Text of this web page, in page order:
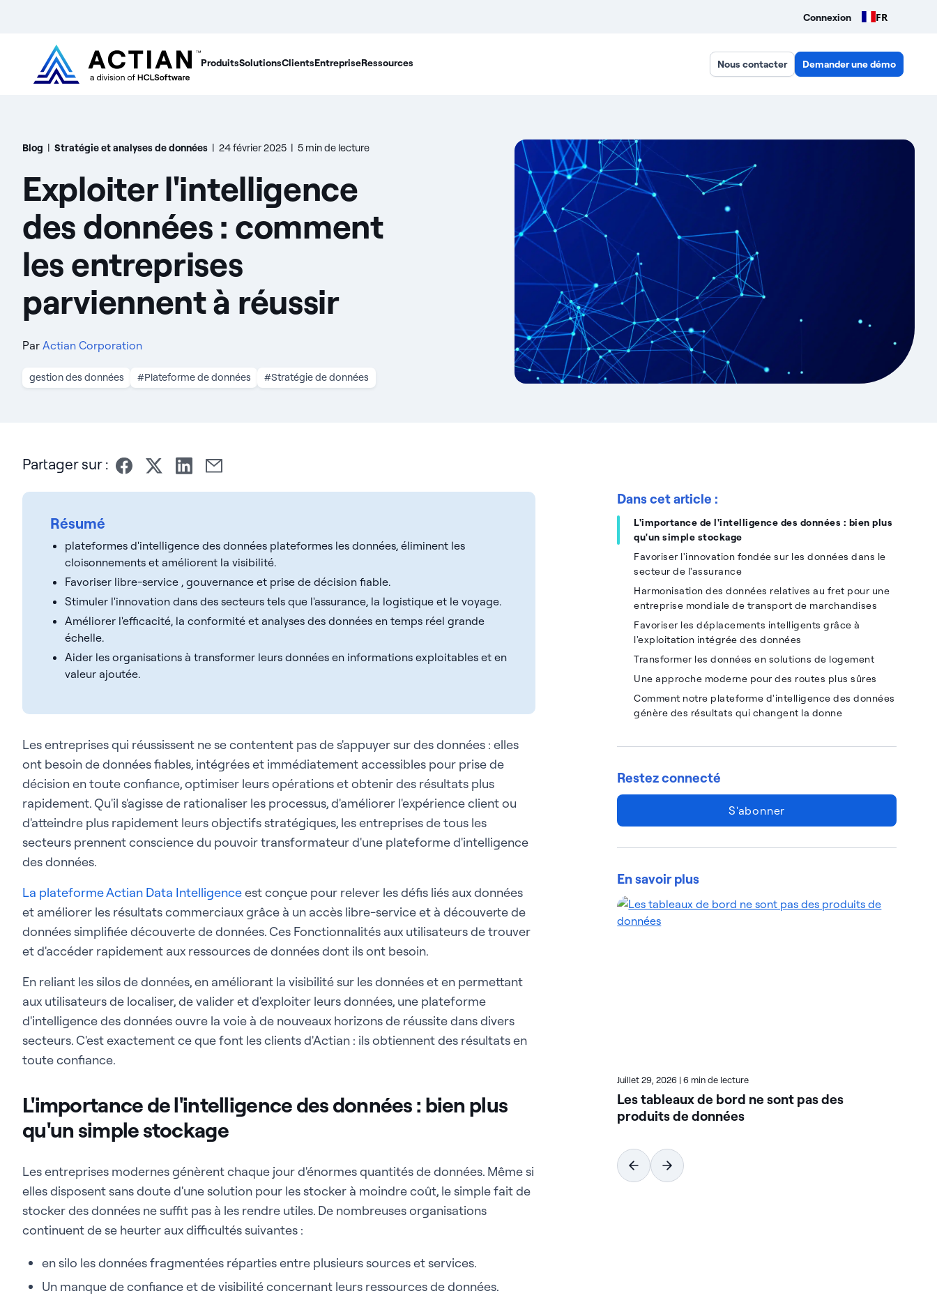
Connexion FR
ProduitsSolutionsClientsEntrepriseRessources Nous contacter Demander une démo
Blog | Stratégie et analyses de données | 24 février 2025 | 5 min de lecture
Exploiter l'intelligence
des données : comment
les entreprises
parviennent à réussir
Par Actian Corporation
gestion des données #Plateforme de données #Stratégie de données
Partager sur :
Résumé
plateformes d'intelligence des données plateformes les données, éliminent les
cloisonnements et améliorent la visibilité.
Favoriser libre-service , gouvernance et prise de décision fiable.
Stimuler l'innovation dans des secteurs tels que l'assurance, la logistique et le voyage.
Améliorer l'efficacité, la conformité et analyses des données en temps réel grande
échelle.
Aider les organisations à transformer leurs données en informations exploitables et en
valeur ajoutée.
Les entreprises qui réussissent ne se contentent pas de s'appuyer sur des données : elles
ont besoin de données fiables, intégrées et immédiatement accessibles pour prise de
décision en toute confiance, optimiser leurs opérations et obtenir des résultats plus
rapidement. Qu'il s'agisse de rationaliser les processus, d'améliorer l'expérience client ou
d'atteindre plus rapidement leurs objectifs stratégiques, les entreprises de tous les
secteurs prennent conscience du pouvoir transformateur d'une plateforme d'intelligence
des données.
La plateforme Actian Data Intelligenceest conçue pour relever les défis liés aux données
et améliorer les résultats commerciaux grâce à un accès libre-service et à découverte de
données simplifiée découverte de données. Ces Fonctionnalités aux utilisateurs de trouver
et d'accéder rapidement aux ressources de données dont ils ont besoin.
En reliant les silos de données, en améliorant la visibilité sur les données et en permettant
aux utilisateurs de localiser, de valider et d'exploiter leurs données, une plateforme
d'intelligence des données ouvre la voie à de nouveaux horizons de réussite dans divers
secteurs. C'est exactement ce que font les clients d'Actian : ils obtiennent des résultats en
toute confiance.
L'importance de l'intelligence des données : bien plus
qu'un simple stockage
Les entreprises modernes génèrent chaque jour d'énormes quantités de données. Même si
elles disposent sans doute d'une solution pour les stocker à moindre coût, le simple fait de
stocker des données ne suffit pas à les rendre utiles. De nombreuses organisations
continuent de se heurter aux difficultés suivantes :
en silo les données fragmentées réparties entre plusieurs sources et services.
Un manque de confiance et de visibilité concernant leurs ressources de données.
Dans cet article :
L'importance de l'intelligence des données : bien plus
qu'un simple stockage
Favoriser l'innovation fondée sur les données dans le
secteur de l'assurance
Harmonisation des données relatives au fret pour une
entreprise mondiale de transport de marchandises
Favoriser les déplacements intelligents grâce à
l'exploitation intégrée des données
Transformer les données en solutions de logement
Une approche moderne pour des routes plus sûres
Comment notre plateforme d'intelligence des données
génère des résultats qui changent la donne
Restez connecté
S'abonner
En savoir plus
Juillet 29, 2026 | 6 min de lecture
Les tableaux de bord ne sont pas des
produits de données